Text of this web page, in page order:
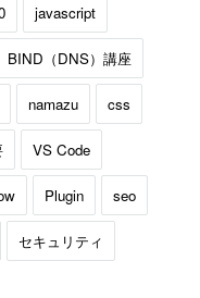
javascript
BIND（DNS）講座
namazu css
VS Code
Plugin seo
セキュリティ